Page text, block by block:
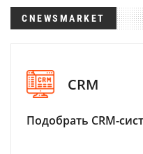
CNEWSMARKET
CRM
Подобрать CRM-